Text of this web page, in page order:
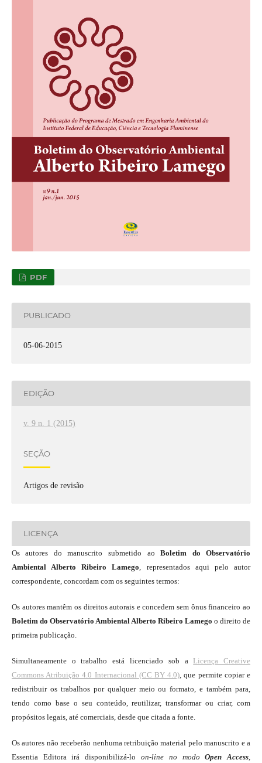
PDF
PUBLICADO
05-06-2015
EDIÇÃO
v. 9 n. 1 (2015)
SEÇÃO
Artigos de revisão
LICENÇA
Os autores do manuscrito submetido aoBoletim do Observatório
Ambiental Alberto Ribeiro Lamego , representados aqui pelo autor
correspondente, concordam com os seguintes termos:
Os autores mantêm os direitos autorais e concedem sem ônus financeiro ao
Boletim do Observatório Ambiental Alberto Ribeiro Lamegoo direito de
primeira publicação.
Simultaneamente o trabalho está licenciado sob a Licença Creative
Commons Atribuição 4.0 Internacional (CC BY 4.0) , que permite copiar e
redistribuir os trabalhos por qualquer meio ou formato, e também para,
tendo como base o seu conteúdo, reutilizar, transformar ou criar, com
propósitos legais, até comerciais, desde que citada a fonte.
Os autores não receberão nenhuma retribuição material pelo manuscrito e a
Essentia Editora irá disponibilizá-lo on-line no modo Open Access